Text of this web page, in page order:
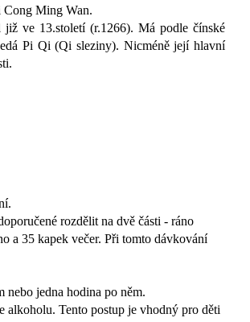
Cong Ming Wan.
ve 13.století (r.1266). Má podle čínské
Pi Qi (Qi sleziny). Nicméně její hlavní
rozdělit na dvě části - ráno
a 35 kapek večer. Při tomto dávkování
jedna hodina po něm.
alkoholu. Tento postup je vhodný pro děti